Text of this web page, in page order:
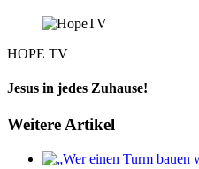
HOPE TV
Jesus in jedes Zuhause!
Weitere Artikel